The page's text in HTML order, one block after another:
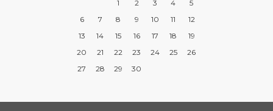
1
2 3 4
5
6
7 8 9 10 11
12
13
14 15 16 17 18
19
20
21 22 23 24 25
26
27
28 29 30